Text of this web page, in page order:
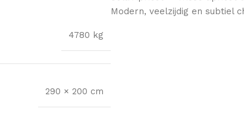
4780 kg
290 × 200 cm
Modern, veelzijdig en subtiel